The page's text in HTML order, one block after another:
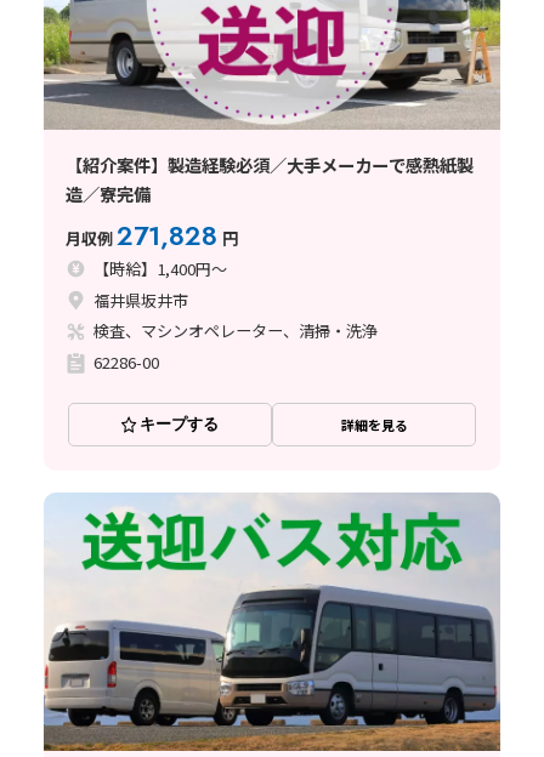
【紹介案件】製造経験必須／大手メーカーで感熱紙製
造／寮完備
月収例271,828 円
【時給】1,400円～
福井県坂井市
検査、マシンオペレーター、清掃・洗浄
62286-00
キープする 詳細を見る